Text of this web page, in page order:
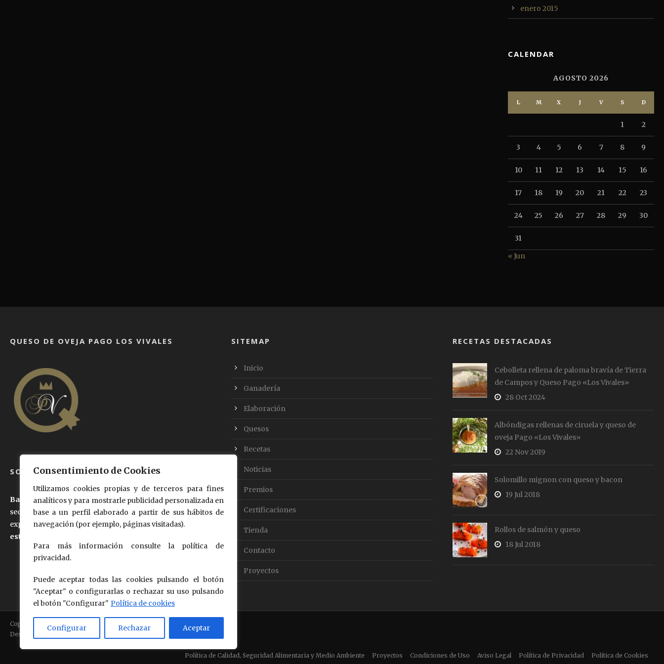
Consentimiento de Cookies
Utilizamos cookies propias y de terceros para fines
analíticos y para mostrarle publicidad personalizada en
base a un perfil elaborado a partir de sus hábitos de
navegación (por ejemplo, páginas visitadas).
Para más información consulte la política de
privacidad.
Puede aceptar todas las cookies pulsando el botón
"Aceptar" o configurarlas o rechazar su uso pulsando
el botón "Configurar" Política de cookies
Configurar Rechazar Aceptar
enero 2015
CALENDAR
AGOSTO 2026
L M X J V S D
1 2
3 4 5 6 7 8 9
10 11 12 13 14 15 16
17 18 19 20 21 22 23
24 25 26 27 28 29 30
31
« Jun
QUESO DE OVEJA PAGO LOS VIVALES
SOBRE NOSOTROS
Baltasar Moralejo e hijos, S.L., anteriormente dedicada al
sector cárnico desde hace 50 años, ha querido trasladar su
experiencia al mundo de laindustria láctea garantizando
este queso como producto de primera calidad
SITEMAP
Inicio
Ganadería
Elaboración
Quesos
Recetas
Noticias
Premios
Certificaciones
Tienda
Contacto
Proyectos
RECETAS DESTACADAS
Cebolleta rellena de paloma bravía de Tierra
de Campos y Queso Pago «Los Vivales»
28 Oct 2024
Albóndigas rellenas de ciruela y queso de
oveja Pago «Los Vivales»
22 Nov 2019
Solomillo mignon con queso y bacon
19 Jul 2018
Rollos de salmón y queso
18 Jul 2018
Copyright © 2018 - 2026
Queso de Oveja Pago "Los Vivales"
Design by Questión de Imagen Comunicación
Política de Calidad, Seguridad Alimentaria y Medio Ambiente Proyectos Condiciones de Uso Aviso Legal Política de Privacidad Política de Cookies